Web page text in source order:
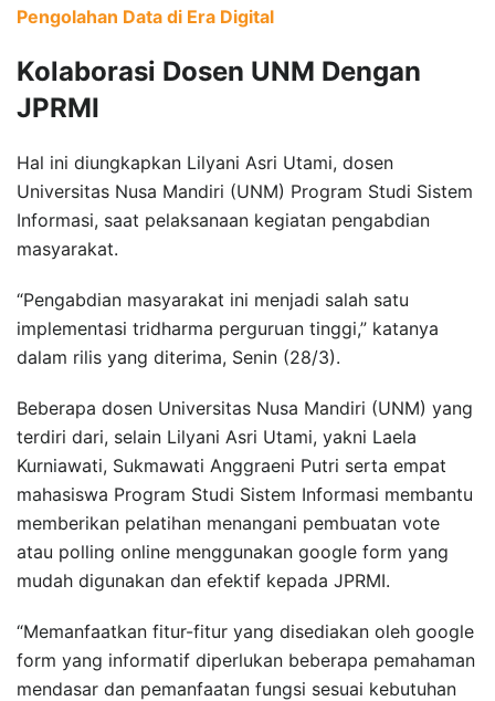
Pengolahan Data di Era Digital
Kolaborasi Dosen UNM Dengan
JPRMI
Hal ini diungkapkan Lilyani Asri Utami, dosen
Universitas Nusa Mandiri (UNM) Program Studi Sistem
Informasi, saat pelaksanaan kegiatan pengabdian
masyarakat.
“Pengabdian masyarakat ini menjadi salah satu
implementasi tridharma perguruan tinggi,” katanya
dalam rilis yang diterima, Senin (28/3).
Beberapa dosen Universitas Nusa Mandiri (UNM) yang
terdiri dari, selain Lilyani Asri Utami, yakni Laela
Kurniawati, Sukmawati Anggraeni Putri serta empat
mahasiswa Program Studi Sistem Informasi membantu
memberikan pelatihan menangani pembuatan vote
atau polling online menggunakan google form yang
mudah digunakan dan efektif kepada JPRMI.
“Memanfaatkan fitur-fitur yang disediakan oleh google
form yang informatif diperlukan beberapa pemahaman
mendasar dan pemanfaatan fungsi sesuai kebutuhan